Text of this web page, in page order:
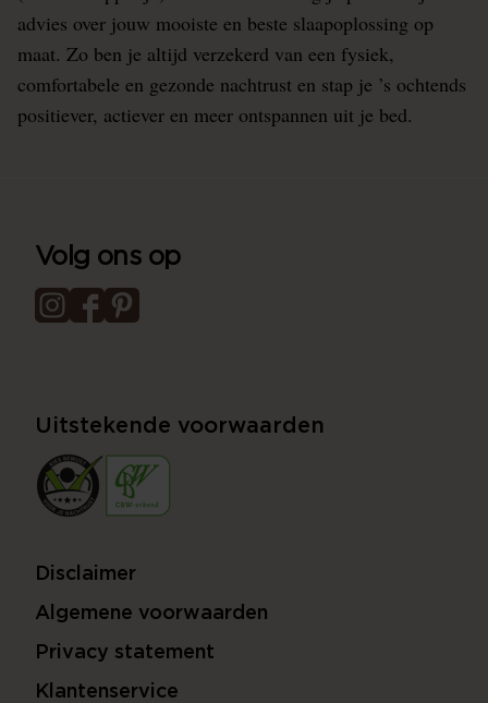
advies over jouw mooiste en beste slaapoplossing op
maat. Zo ben je altijd verzekerd van een fysiek,
comfortabele en gezonde nachtrust en stap je ’s ochtends
positiever, actiever en meer ontspannen uit je bed.
Volg ons op
Uitstekende voorwaarden
Disclaimer
Algemene voorwaarden
Privacy statement
Klantenservice